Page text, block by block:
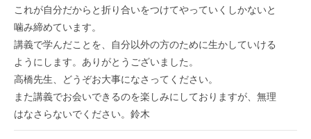
これが自分だからと折り合いをつけてやっていくしかないと
噛み締めています。
講義で学んだことを、自分以外の方のために生かしていける
ようにします。ありがとうございました。
高橋先生、どうぞお大事になさってください。
また講義でお会いできるのを楽しみにしておりますが、無理
はなさらないでください。鈴木